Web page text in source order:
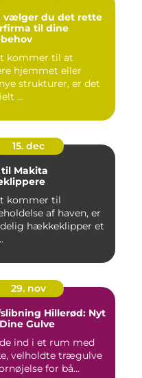
vælger du det rette
til dine
kommer til at
hjemmet eller
strukturer, er det
...
15. dec
Makita
kommer til
af haven, er
hækkeklipper et
29. nov
Hillerød: Nyt
Gulve
ind i et rum med
velholdte trægulve
for bå...